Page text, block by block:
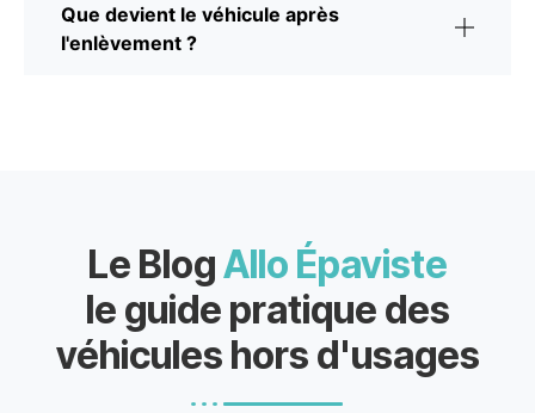
Que devient le véhicule après
l'enlèvement ?
Le BlogAllo Épaviste
le guide pratique des
véhicules hors d'usages